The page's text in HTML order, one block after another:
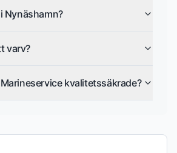
Nynäshamn?
varv?
kvalitetssäkrade?